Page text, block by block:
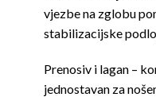
vjezbe na zglobu
stabilizacijske
Prenosiv i lagan –
jednostavan za